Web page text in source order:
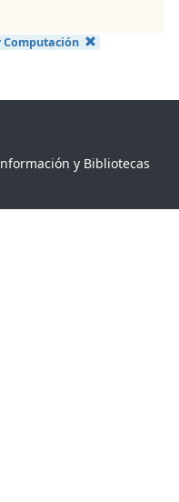
Computación
y Bibliotecas